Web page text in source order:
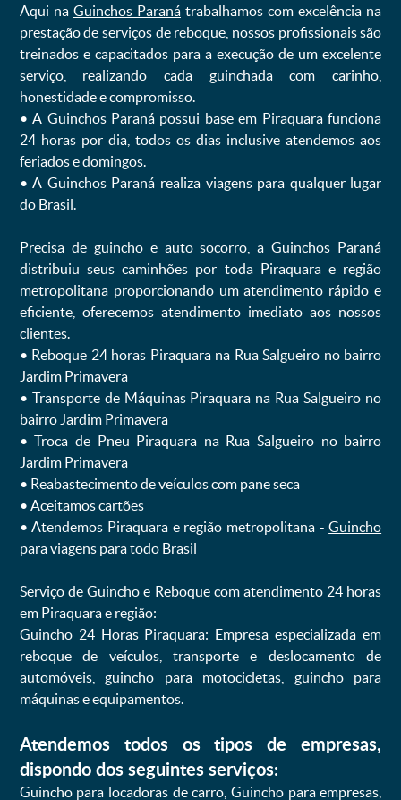
Aqui na Guinchos Paranátrabalhamos com excelência na
prestação de serviços de reboque, nossos profissionais são
treinados e capacitados para a execução de um excelente
serviço, realizando cada guinchada com carinho,
honestidade e compromisso.
ㅤㅤ• A Guinchos Paraná possui base em Piraquara funciona
24 horas por dia, todos os dias inclusive atendemos aos
feriados e domingos.
ㅤㅤ• A Guinchos Paraná realiza viagens para qualquer lugar
do Brasil.
Precisa de guinchoe auto socorro , a Guinchos Paraná
distribuiu seus caminhões por toda Piraquara e região
metropolitana proporcionando um atendimento rápido e
eficiente, oferecemos atendimento imediato aos nossos
clientes.
ㅤㅤ• Reboque 24 horas Piraquara na Rua Salgueiro no bairro
Jardim Primavera
ㅤㅤ• Transporte de Máquinas Piraquara na Rua Salgueiro no
bairro Jardim Primavera
ㅤㅤ• Troca de Pneu Piraquara na Rua Salgueiro no bairro
Jardim Primavera
ㅤㅤ• Reabastecimento de veículos com pane seca
ㅤㅤ• Aceitamos cartões
ㅤㅤ• Atendemos Piraquara e região metropolitana -Guincho
para viagenspara todo Brasil
Serviço de Guincho e Reboquecom atendimento 24 horas
em Piraquara e região:
Guincho 24 Horas Piraquara: Empresa especializada em
reboque de veículos, transporte e deslocamento de
automóveis, guincho para motocicletas, guincho para
máquinas e equipamentos.
Atendemos todos os tipos de empresas,
dispondo dos seguintes serviços:
Guincho para locadoras de carro, Guincho para empresas,